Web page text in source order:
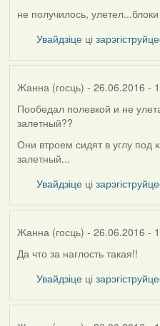
не получилось,
Увайдзіце ці
Жанна (госць) - 26.06.2016 -
Пообедал полевкой и не
залетный??
Они втроем сидят в углу под
залетный...
Увайдзіце ці
Жанна (госць) - 26.06.2016 -
Да что за наглость такая!!
Увайдзіце ці